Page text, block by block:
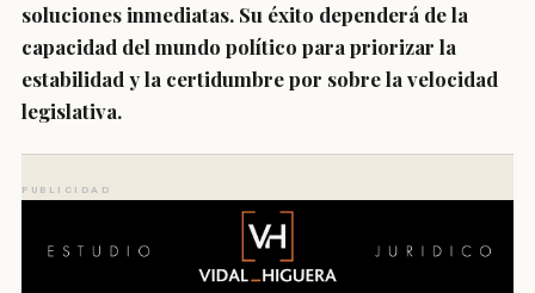
soluciones inmediatas. Su éxito dependerá de la
capacidad del mundo político para priorizar la
estabilidad y la certidumbre por sobre la velocidad
legislativa.
PUBLICIDAD